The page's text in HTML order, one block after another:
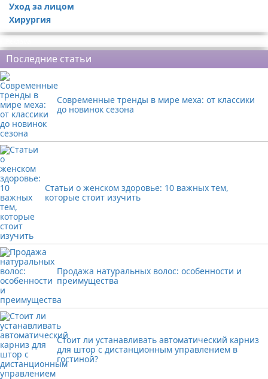
Уход за лицом
Хирургия
Последние статьи
Современные тренды в мире меха: от классики
до новинок сезона
Статьи о женском здоровье: 10 важных тем,
которые стоит изучить
Продажа натуральных волос: особенности и
преимущества
Стоит ли устанавливать автоматический карниз
для штор с дистанционным управлением в
гостиной?